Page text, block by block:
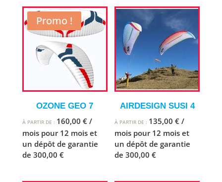
Promo !
OZONE GEO 7
À PARTIR DE : 160,00 € /
mois pour 12 mois et
un dépôt de garantie
de 300,00 €
AIRDESIGN SUSI 4
À PARTIR DE : 135,00€ /
mois pour 12 mois et
un dépôt de garantie
de300,00€